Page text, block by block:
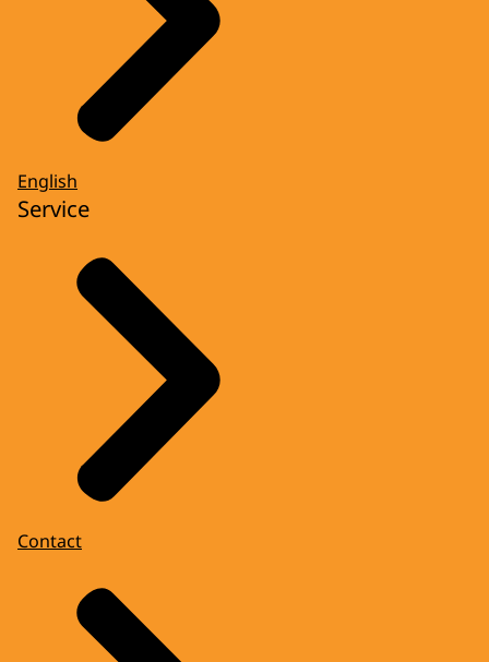
English
Service
Contact